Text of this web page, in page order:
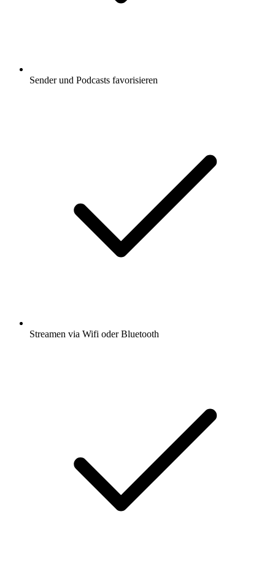
Sender und Podcasts favorisieren
Streamen via Wifi oder Bluetooth